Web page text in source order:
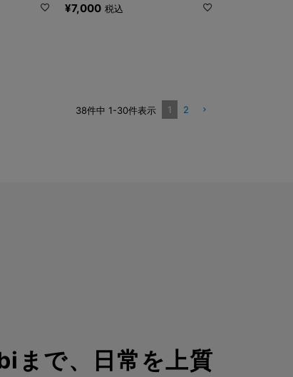
¥7,000 税込
38件中 1-30件表示 1 2
まで、日常を上質